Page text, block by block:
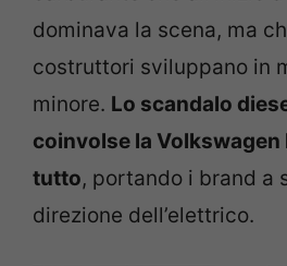
dominava la scena, ma
costruttori sviluppano in
minore. Lo scandalo
coinvolse la Volkswagen
tutto, portando i brand a
direzione dell’elettrico.